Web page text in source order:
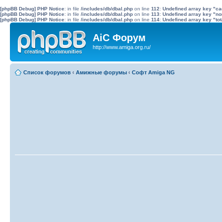
[phpBB Debug] PHP Notice: in file /includes/db/dbal.php on line 112: Undefined array key
[phpBB Debug] PHP Notice: in file /includes/db/dbal.php on line 113: Undefined array key
[phpBB Debug] PHP Notice: in file /includes/db/dbal.php on line 114: Undefined array key
AiC Форум
http://www.amiga.org.ru/
Список форумов ‹ Амижные форумы ‹ Софт Amiga NG